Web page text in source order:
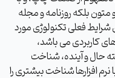
متون بلکه روزنامه و مجله
فعلی تکنولوژی مورد
کاربردی می باشد،
حال و آینده، شناخت
افزارها شناخت بیشتری را